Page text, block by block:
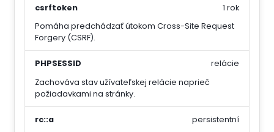
csrftoken
Pomáha predchádzať útokom Cross-Site Request
Forgery (CSRF).
1 rok
PHPSESSID
Zachováva stav užívateľskej relácie naprieč
požiadavkami na stránky.
relácie
rc::a
persistentní